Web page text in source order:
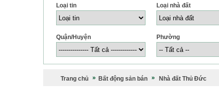
Loại tin Loại nhà đất
Quận/Huyện Phường
Trang chủ Bất động sản bán Nhà đất Thủ Đức